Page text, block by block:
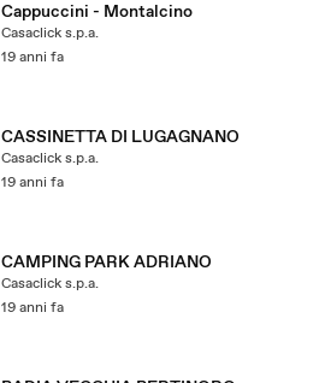
Cappuccini - Montalcino
Casaclick s.p.a.
19 anni fa
CASSINETTA DI LUGAGNANO
Casaclick s.p.a.
19 anni fa
CAMPING PARK ADRIANO
Casaclick s.p.a.
19 anni fa